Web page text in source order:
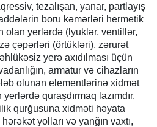
tezalışan, yanar, partlayış
boru kəmərləri hermetik
olan yerlərdə (lyuklər, ventillər,
çəpərləri (örtükləri), zərurət
yerə axıdılması üçün
armatur və cihazların
olunan elementlərinə xidmət
quraşdırmaq lazımdır.
qurğusuna xidməti həyata
yolları və yanğın vaxtı,